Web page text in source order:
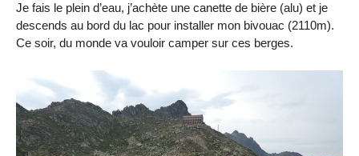
Je fais le plein d’eau, j’achète une canette de bière (alu) et je
descends au bord du lac pour installer mon bivouac (2110m).
Ce soir, du monde va vouloir camper sur ces berges.